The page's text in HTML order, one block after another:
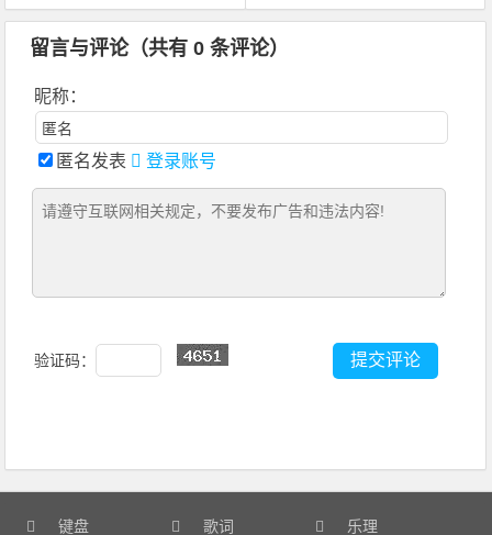
留言与评论（共有0 条评论）
昵称：
匿名发表 登录账号
验证码：
键盘 歌词 乐理